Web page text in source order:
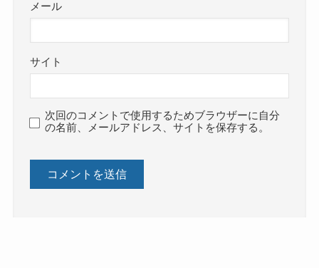
メール
サイト
次回のコメントで使用するためブラウザーに自分
の名前、メールアドレス、サイトを保存する。